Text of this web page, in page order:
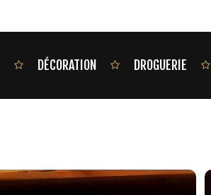
DÉCORATION DROGUERIE